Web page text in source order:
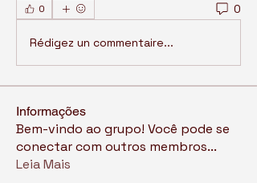
0 0
Rédigez un commentaire...
Informações
Bem-vindo ao grupo! Você pode se
conectar com outros membros...
Leia Mais